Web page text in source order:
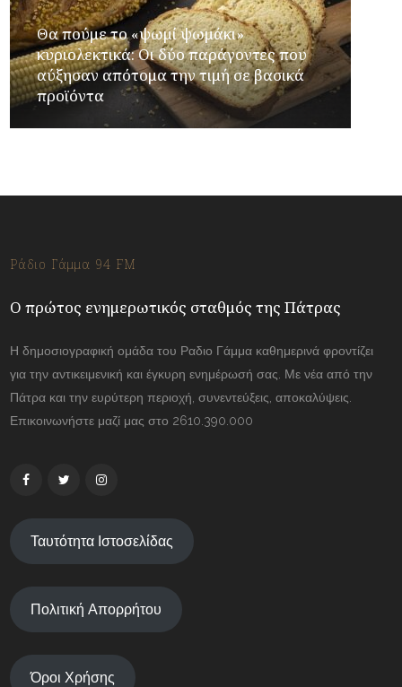
Θα πούμε το «ψωμί ψωμάκι»
κυριολεκτικά: Οι δύο παράγοντες που
αύξησαν απότομα την τιμή σε βασικά
προϊόντα
Ράδιο Γάμμα 94 FM
Ο πρώτος ενημερωτικός σταθμός της Πάτρας
Η δημοσιογραφική ομάδα του Ραδιο Γάμμα καθημερινά φροντίζει
για την αντικειμενική και έγκυρη ενημέρωσή σας. Με νέα από την
Πάτρα και την ευρύτερη περιοχή, συνεντεύξεις, αποκαλύψεις.
Επικοινωνήστε μαζί μας στο 2610.390.000
Ταυτότητα Ιστοσελίδας
Πολιτική Απορρήτου
Όροι Χρήσης